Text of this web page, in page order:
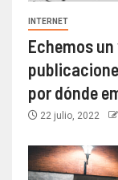
INTERNET
Echemos
por dónde
22 julio, 2022